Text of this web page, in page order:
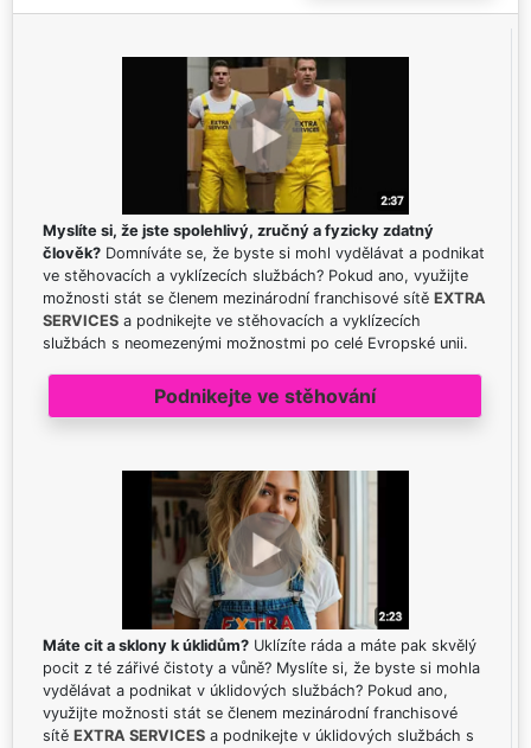
Myslíte si, že jste spolehlivý, zručný a fyzicky zdatný
člověk? Domníváte se, že byste si mohl vydělávat a podnikat
ve stěhovacích a vyklízecích službách? Pokud ano, využijte
možnosti stát se členem mezinárodní franchisové sítě EXTRA
SERVICES a podnikejte ve stěhovacích a vyklízecích
službách s neomezenými možnostmi po celé Evropské unii.
Podnikejte ve stěhování
Máte cit a sklony k úklidům? Uklízíte ráda a máte pak skvělý
pocit z té zářivé čistoty a vůně? Myslíte si, že byste si mohla
vydělávat a podnikat v úklidových službách? Pokud ano,
využijte možnosti stát se členem mezinárodní franchisové
sítě EXTRA SERVICES a podnikejte v úklidových službách s